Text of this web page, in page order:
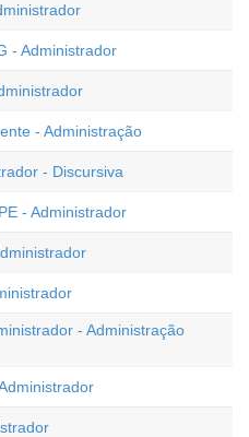
- Administrador
- Administração
- Discursiva
- Administrador
- Administração